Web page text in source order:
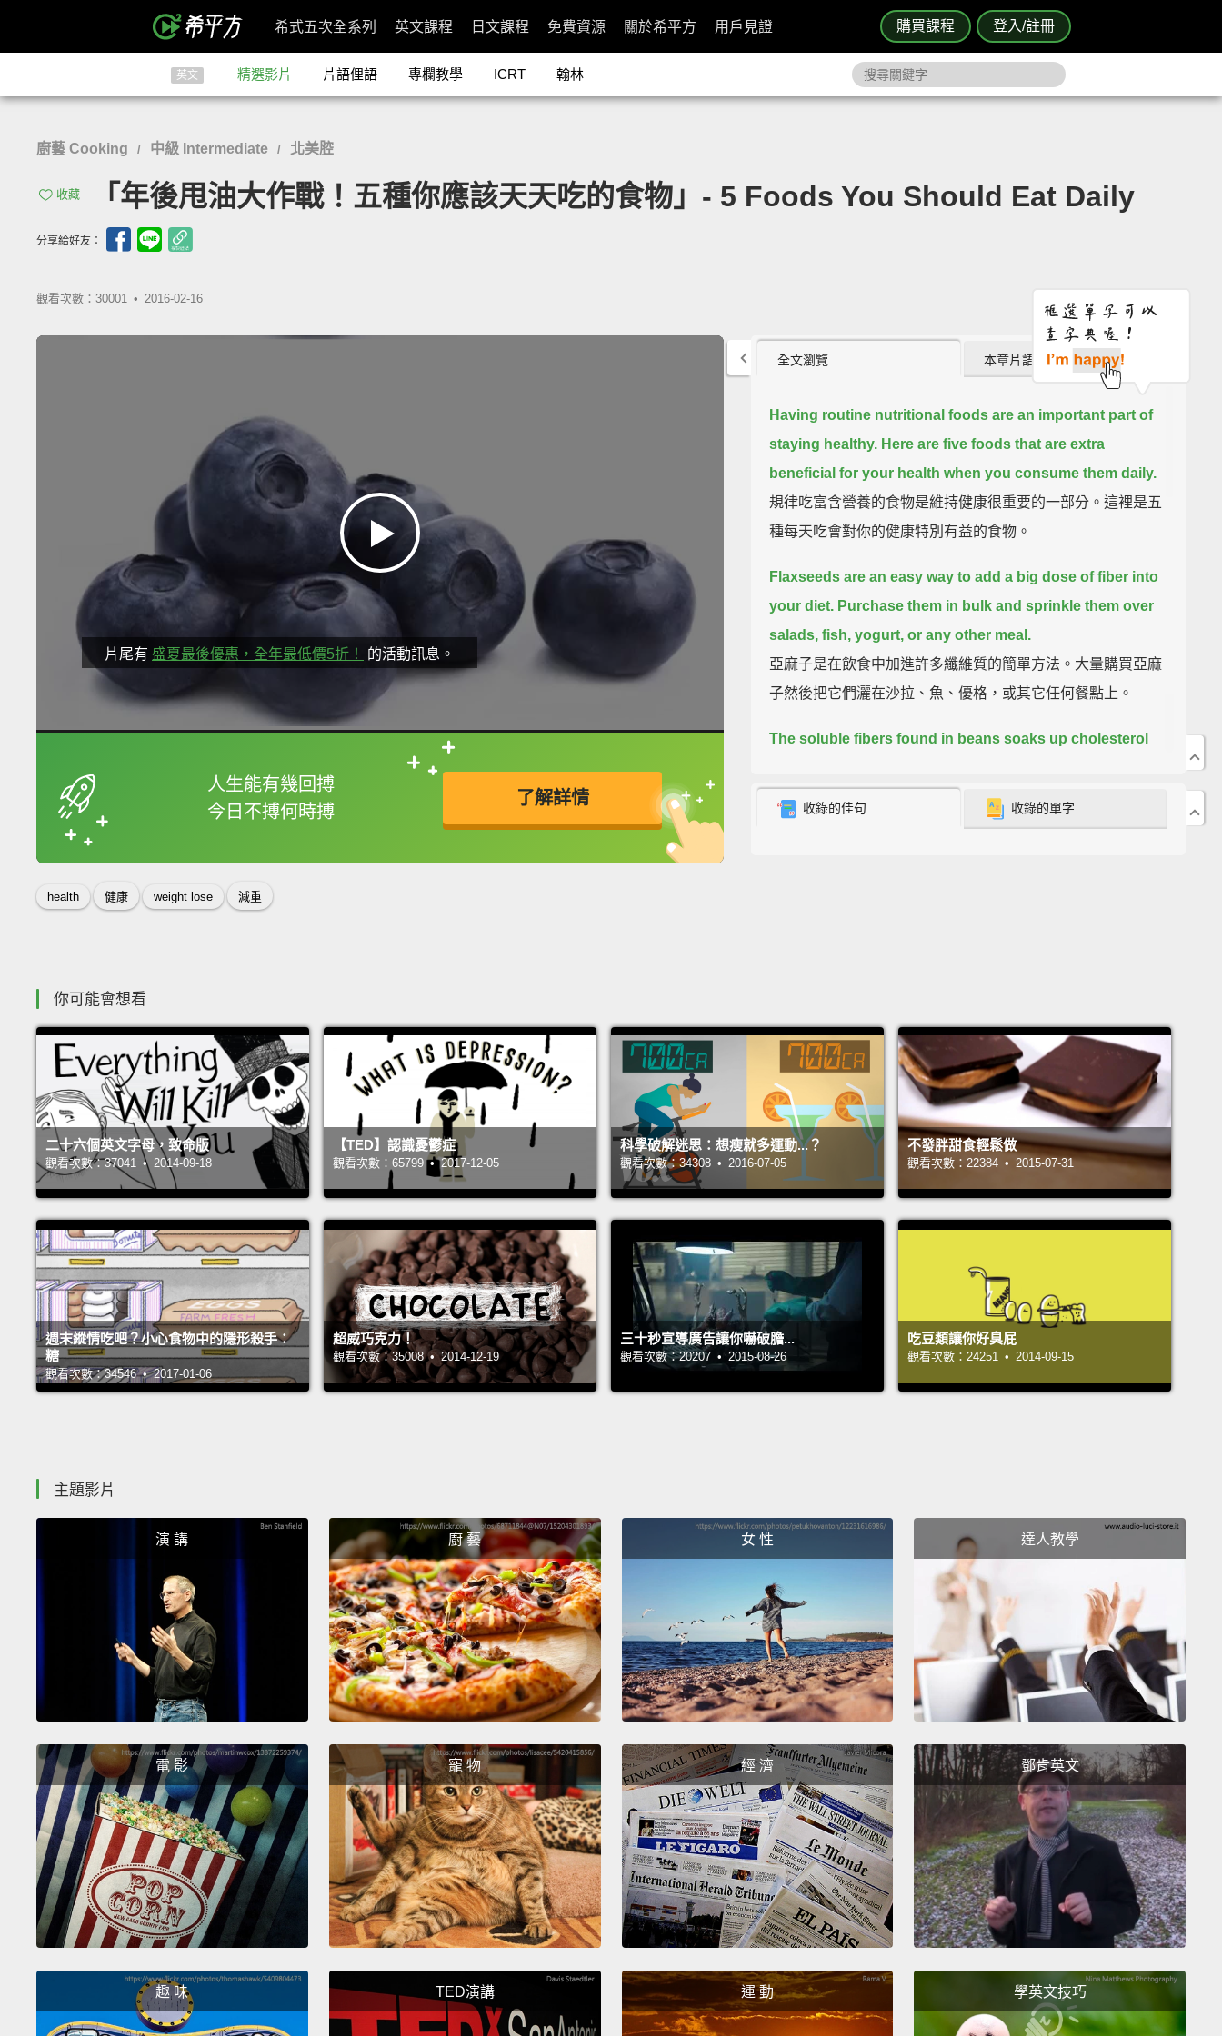
購買課程 登入/註冊
希式五次全系列 英文課程 日文課程 免費資源 關於希平方 用戶見證
英文 精選影片 片語俚語 專欄教學 ICRT 翰林
廚藝 Cooking / 中級 Intermediate / 北美腔
收藏 「年後甩油大作戰！五種你應該天天吃的食物」- 5 Foods You Should Eat Daily
分享給好友：
觀看次數：30001 • 2016-02-16
片尾有 盛夏最後優惠，全年最低價5折！ 的活動訊息。
人生能有幾回搏
今日不搏何時搏
了解詳情
框選或點兩下字幕可以直接查字典喔！
英
health 健康 weight lose 減重
全文瀏覽 本章片語 (1)
Having routine nutritional foods are an important part of
staying healthy. Here are five foods that are extra
beneficial for your health when you consume them daily.
規律吃富含營養的食物是維持健康很重要的一部分。這裡是五
種每天吃會對你的健康特別有益的食物。
Flaxseeds are an easy way to add a big dose of fiber into
your diet. Purchase them in bulk and sprinkle them over
salads, fish, yogurt, or any other meal.
亞麻子是在飲食中加進許多纖維質的簡單方法。大量購買亞麻
子然後把它們灑在沙拉、魚、優格，或其它任何餐點上。
The soluble fibers found in beans soaks up cholesterol
with kidney beans,
or try making a bean salad to have for
藍莓灑在希臘優格上或放進沙拉裡。
Broccoli is one of the healthiest vegetables to eat.
Sulfur
compounds in broccoli helps to detoxify potentially
cancer-causing compounds.
綠花椰是吃起來最健康的蔬菜之一。綠花椰中的硫化合物有助
Spinach is a great source of vitamin A, C, and K,
as fiber, iron, calcium, and more. You can eat spinach raw
or cooked.
If you aren't a fan of the taste, throw it in a
smoothie and you won't even notice it.
菠菜是維他命 A、C 和 K 很好的來源，還有纖維質、鐵、鈣以
及更多營養好物。你可以生吃菠菜或煮過再吃。如果你不喜歡
想了解更多，到 activebeat.com 閱讀完整文章，或看看我們一
些相關影片。
收錄的佳句 收錄的單字
你可能會想看
二十六個英文字母，致命版
觀看次數：37041 • 2014-09-18
【TED】認識憂鬱症
觀看次數：65799 • 2017-12-05
科學破解迷思：想瘦就多運動...？
觀看次數：34308 • 2016-07-05
不發胖甜食輕鬆做
觀看次數：22384 • 2015-07-31
週末縱情吃吧？小心食物中的隱形殺手：
糖
觀看次數：34546 • 2017-01-06
超威巧克力！
觀看次數：35008 • 2014-12-19
三十秒宣導廣告讓你嚇破膽...
觀看次數：20207 • 2015-08-26
吃豆類讓你好臭屁
觀看次數：24251 • 2014-09-15
主題影片
演 講 廚 藝 女 性 達人教學
電 影 寵 物 經 濟 鄧肯英文
趣 味 TED演講 運 動 學英文技巧